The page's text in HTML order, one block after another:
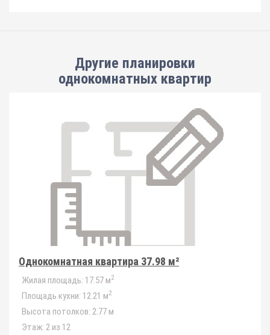
Другие планировки
однокомнатных квартир
Однокомнатная квартира 37.98 м²
Жилая площадь: 17.57 м2
Площадь кухни: 12.21 м2
Высота потолков: 2.77 м
Этаж: 2 из 12